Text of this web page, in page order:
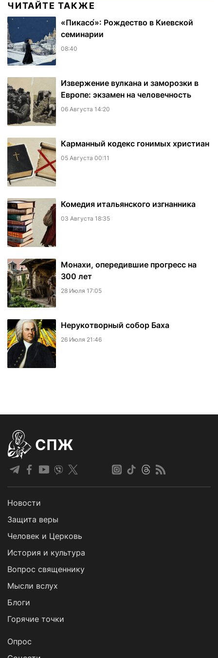
ЧИТАЙТЕ ТАКЖЕ
«Пикасо́»: Рождество в Киевской
семинарии
08:40
Извержение вулкана и заморозки в
Европе: экзамен на человечность
06 Августа 14:20
Карманный кодекс гонимых христиан
05 Августа 00:11
Комедия итальянского изгнанника
03 Августа 18:35
Монахи, опередившие прогресс на
300 лет
28 Июля 17:05
Нерукотворный собор Баха
26 Июля 21:46
СПЖ
Новости
Защита веры
Человек и Церковь
История и культура
Вопрос священнику
Мысли вслух
Блоги
Горячие точки
Опрос